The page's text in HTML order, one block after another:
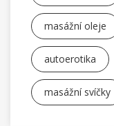
masážní oleje
autoerotika
masážní svíčky